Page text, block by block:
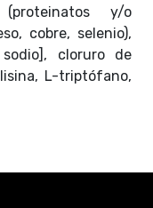
y/o
cobre, selenio),
cloruro de
L-triptófano,